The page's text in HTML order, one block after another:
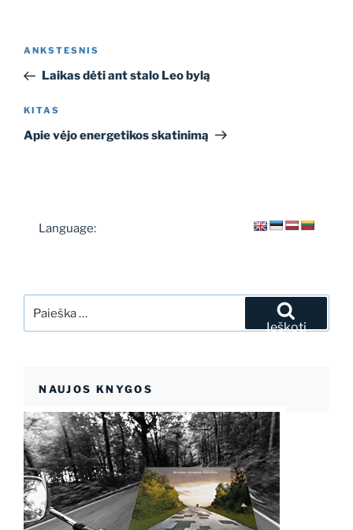
Navigacija
įrašų
Ankstesnis
įrašas
ANKSTESNIS
Laikas dėti ant stalo Leo bylą
Kitas
įrašas
KITAS
Apie vėjo energetikos skatinimą
Language:
Ieškoti
NAUJOS KNYGOS